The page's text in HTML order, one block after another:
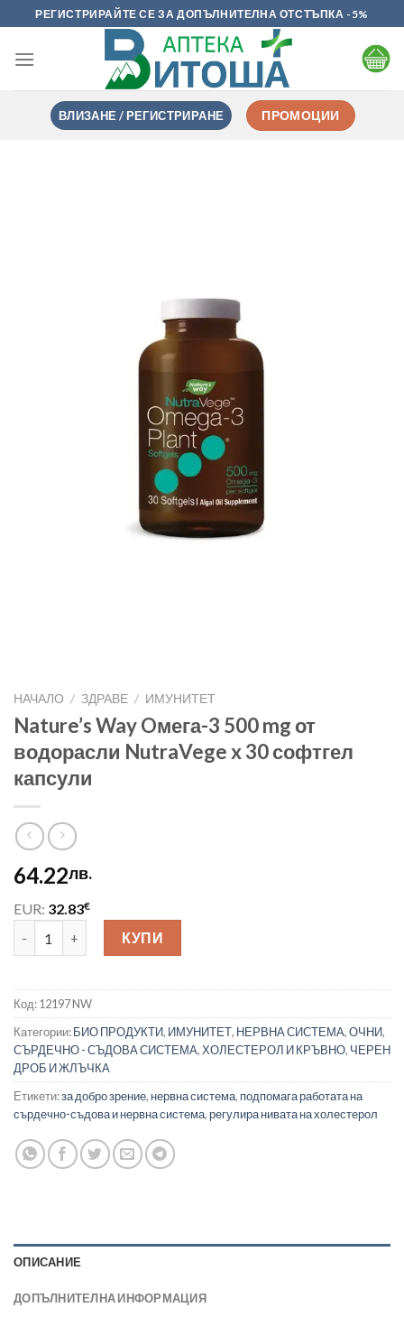
to
content
РЕГИСТРИРАЙТЕ СЕ ЗА ДОПЪЛНИТЕЛНА ОТСТЪПКА -5%
ВЛИЗАНЕ / РЕГИСТРИРАНЕ ПРОМОЦИИ
НАЧАЛО / ЗДРАВЕ / ИМУНИТЕТ
Nature’s Way Oмега-3 500 mg от
водорасли NutraVege x 30 софтгел
капсули
64.22лв.
EUR: 32.83€
количество за Nature’s Way Oмега-3 500 mg от водорасли
КУПИ
Код:12197 NW
Категории:БИО ПРОДУКТИ, ИМУНИТЕТ, НЕРВНА СИСТЕМА,ОЧНИ,
СЪРДЕЧНО - СЪДОВА СИСТЕМА,ХОЛЕСТЕРОЛ И КРЪВНО, ЧЕРЕН
ДРОБ И ЖЛЪЧКА
Етикети:за добро зрение, нервна система, подпомага работата на
сърдечно-съдова и нервна система,регулира нивата на холестерол
ОПИСАНИЕ
ДОПЪЛНИТЕЛНА ИНФОРМАЦИЯ